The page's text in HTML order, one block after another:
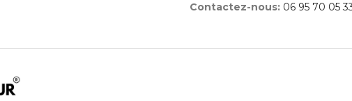
Contactez-nous: 06 95 70 05